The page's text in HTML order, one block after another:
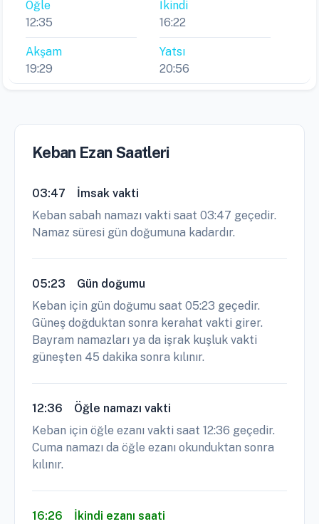
Öğle
12:35
İkindi
16:22
Akşam
19:29
Yatsı
20:56
Keban Ezan Saatleri
03:47
İmsak vakti
Keban sabah namazı vakti saat 03:47 geçedir.
Namaz süresi gün doğumuna kadardır.
05:23
Gün doğumu
Keban için gün doğumu saat 05:23 geçedir.
Güneş doğduktan sonra kerahat vakti girer.
Bayram namazları ya da işrak kuşluk vakti
güneşten 45 dakika sonra kılınır.
12:36
Öğle namazı vakti
Keban için öğle ezanı vakti saat 12:36 geçedir.
Cuma namazı da öğle ezanı okunduktan sonra
kılınır.
16:26
İkindi ezanı saati